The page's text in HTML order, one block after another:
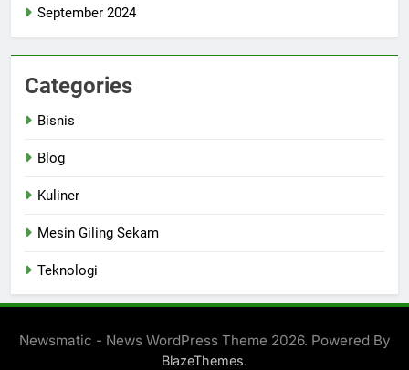
September 2024
Categories
Bisnis
Blog
Kuliner
Mesin Giling Sekam
Teknologi
Newsmatic - News WordPress Theme 2026. Powered By
BlazeThemes.